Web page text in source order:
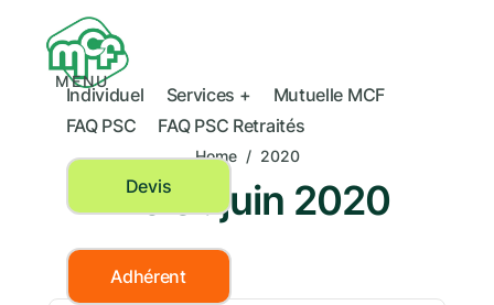
MENU
Individuel Services +
Mutuelle MCF
FAQ PSC
FAQ PSC Retraités
Devis
Adhérent
Home / 2020
Mois :juin 2020